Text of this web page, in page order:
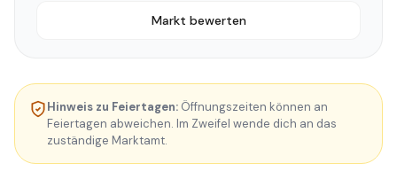
Markt bewerten
Hinweis zu Feiertagen: Öffnungszeiten können an
Feiertagen abweichen. Im Zweifel wende dich an das
zuständige Marktamt.